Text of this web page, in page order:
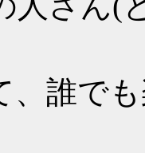
、誰で